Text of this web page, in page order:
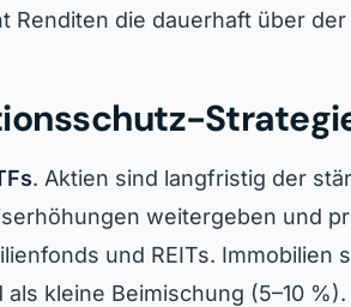
Renditen die dauerhaft über
. Aktien sind langfristig der
weitergeben und
und REITs. Immobilien
kleine Beimischung (5–10